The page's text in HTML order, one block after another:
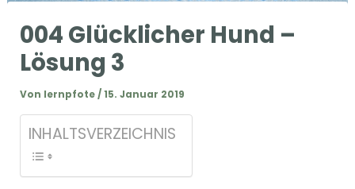
004 Glücklicher Hund –
Lösung 3
Von lernpfote/15. Januar 2019
INHALTSVERZEICHNIS